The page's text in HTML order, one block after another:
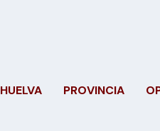
HUELVA PROVINCIA